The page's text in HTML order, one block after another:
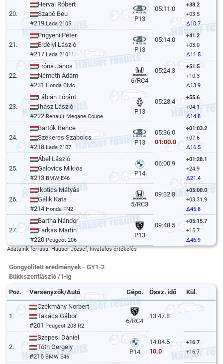
20.
Hervai Róbert
Szabó Beu
#219Lada 2105
P13
05:11.0
+38.2
+03.5
Δ10.7
21.
Prigyeni Péter
Erdélyi László
#217 Lada 21011
P13
05:14.0
+41.2
+03.0
Δ11.5
22.
Fróna János
Németh Ádám
#231 Honda Civic
6/RC4
05:24.3
+51.5
+10.3
Δ13.9
23.
Fábián Lóránt
Ihász László
#222 Renault Megane Coupe
P13
05:28.4
+55.6
+04.1
Δ14.8
24.
Bartók Bence
Szekeres Szabolcs
#218Lada 2107
P13
05:36.0
01:00.0
+01:03.2
+07.6
Δ16.5
25.
Ábel László
Galovics Miklós
#213BMW E46
P14
06:00.9
+01:28.1
+24.9
Δ21.4
26.
Ikotics Mátyás
Gálik Kata
#214 Honda FN2
5/RC3
09:32.8
+05:00.0
+03:31.9
Δ45.8
27.
Bartha Nándor
Farkas Martin
#220 Peugeot 206
P13
09:48.5
+05:15.7
+15.7
Δ46.9
Adataink forrása: Hauser József, hivatalos értékelés
Göngyölített eredmények - GY1-2
Bükkszentlászló /1-ig
Poz. Versenyzők/Autó Gépo. Össz. idő Kül.
1.
Czékmány Norbert
Takács Gábor
#201 Peugeot 208 R2
6/RC4
13:47.8
2.
Szepesi Dániel
Tóth Gergely
#216 BMW E46
P14
14:04.5
10.0
+16.7
+16.7